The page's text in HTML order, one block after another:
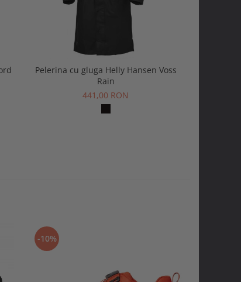
Pelerina cu gluga Helly Hansen Voss
Rain
441,00 RON
-10%